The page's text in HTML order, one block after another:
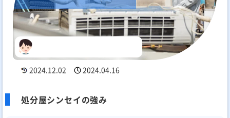
2024.12.02 2024.04.16
処分屋シンセイの強み